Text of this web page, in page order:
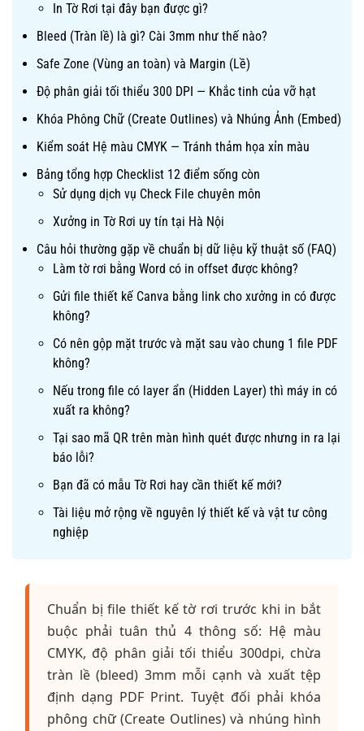
In Tờ Rơi tại đây bạn được gì?
Bleed (Tràn lề) là gì? Cài 3mm như thế nào?
Safe Zone (Vùng an toàn) và Margin (Lề)
Độ phân giải tối thiểu 300 DPI — Khắc tinh của vỡ hạt
Khóa Phông Chữ (Create Outlines) và Nhúng Ảnh (Embed)
Kiểm soát Hệ màu CMYK — Tránh thảm họa xỉn màu
Bảng tổng hợp Checklist 12 điểm sống còn
Sử dụng dịch vụ Check File chuyên môn
Xưởng in Tờ Rơi uy tín tại Hà Nội
Câu hỏi thường gặp về chuẩn bị dữ liệu kỹ thuật số (FAQ)
Làm tờ rơi bằng Word có in offset được không?
Gửi file thiết kế Canva bằng link cho xưởng in có được
không?
Có nên gộp mặt trước và mặt sau vào chung 1 file PDF
không?
Nếu trong file có layer ẩn (Hidden Layer) thì máy in có
xuất ra không?
Tại sao mã QR trên màn hình quét được nhưng in ra lại
báo lỗi?
Bạn đã có mẫu Tờ Rơi hay cần thiết kế mới?
Tài liệu mở rộng về nguyên lý thiết kế và vật tư công
nghiệp
Chuẩn bị file thiết kế tờ rơi trước khi in bắt
buộc phải tuân thủ 4 thông số: Hệ màu
CMYK, độ phân giải tối thiểu 300dpi, chừa
tràn lề (bleed) 3mm mỗi cạnh và xuất tệp
định dạng PDF Print. Tuyệt đối phải khóa
phông chữ (Create Outlines) và nhúng hình